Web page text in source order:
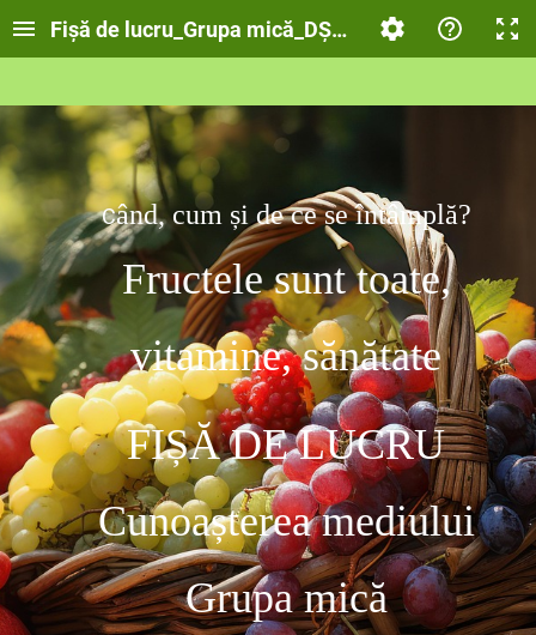
Fișă de lucru_Grupa mică_DȘ1_-Fructele sunt
Când, cum și de ce se întâmplă?
Fructele sunt toate,
vitamine, sănătate
FIȘĂ DE LUCRU
Cunoașterea mediului
Grupa mică